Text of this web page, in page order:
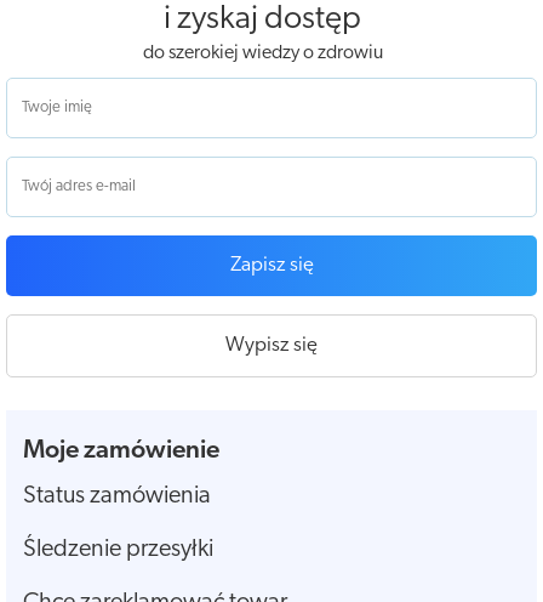
i zyskaj dostęp
do szerokiej wiedzy o zdrowiu
Zapisz się
Wypisz się
Moje zamówienie
Status zamówienia
Śledzenie przesyłki